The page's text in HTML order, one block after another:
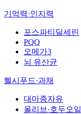
기억력·인지력
포스파티딜세린
PQQ
오메가3
뇌 유산균
헬시푸드·과채
대마종자유
올리브·호두오일